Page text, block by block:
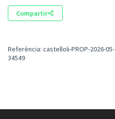
Compartir
Referència: castelloli-PROP-2026-05-
34549